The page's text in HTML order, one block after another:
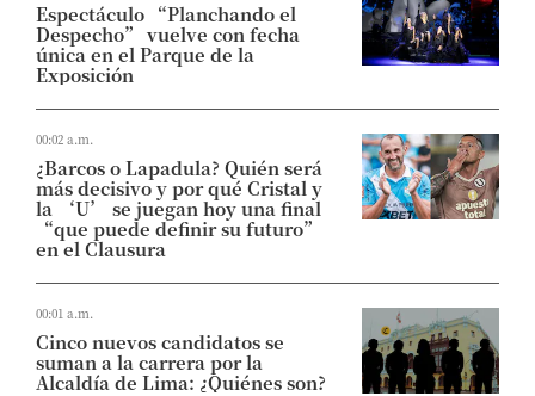
Espectáculo “Planchando el
Despecho” vuelve con fecha
única en el Parque de la
Exposición
00:02 a.m.
¿Barcos o Lapadula? Quién será
más decisivo y por qué Cristal y
la ‘U’ se juegan hoy una final
“que puede definir su futuro”
en el Clausura
00:01 a.m.
Cinco nuevos candidatos se
suman a la carrera por la
Alcaldía de Lima: ¿Quiénes son?